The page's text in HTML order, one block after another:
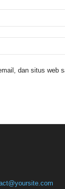
dan situs web